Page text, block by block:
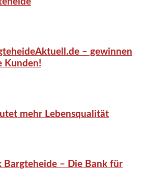
– gewinnen
Kunden!
mehr Lebensqualität
Bargteheide – Die Bank für